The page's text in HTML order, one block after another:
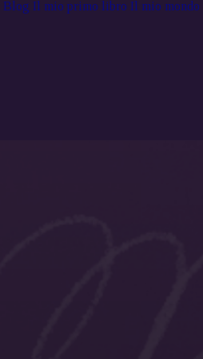
Blog Il mio primo libro Il mio mondo